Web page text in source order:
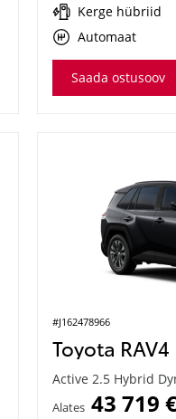
Kerge hübriid
Automaat
Saada ostusoov
#J162478966
Toyota RAV4
Alates 43 719